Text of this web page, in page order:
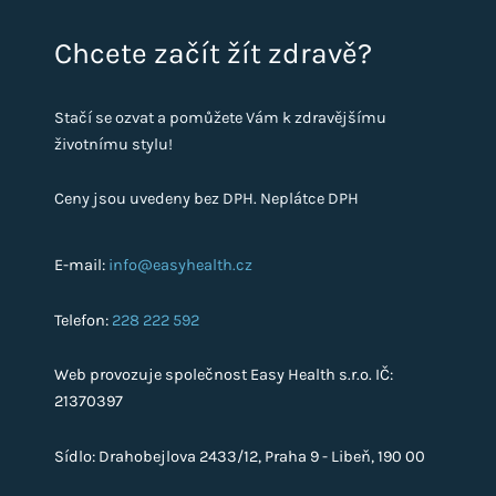
Chcete začít žít zdravě?
Stačí se ozvat a pomůžete Vám k zdravějšímu
životnímu stylu!
Ceny jsou uvedeny bez DPH. Neplátce DPH
E-mail: info@easyhealth.cz
Telefon: 228 222 592
Web provozuje společnost Easy Health s.r.o. IČ:
21370397
Sídlo: Drahobejlova 2433/12, Praha 9 - Libeň, 190 00